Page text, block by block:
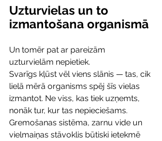
Uzturvielas un to
izmantošana organismā
Un tomēr pat ar pareizām
uzturvielām nepietiek.
Svarīgs kļūst vēl viens slānis — tas, cik
lielā mērā organisms spēj šīs vielas
izmantot. Ne viss, kas tiek uzņemts,
nonāk tur, kur tas nepieciešams.
Gremošanas sistēma, zarnu vide un
vielmaiņas stāvoklis būtiski ietekmē